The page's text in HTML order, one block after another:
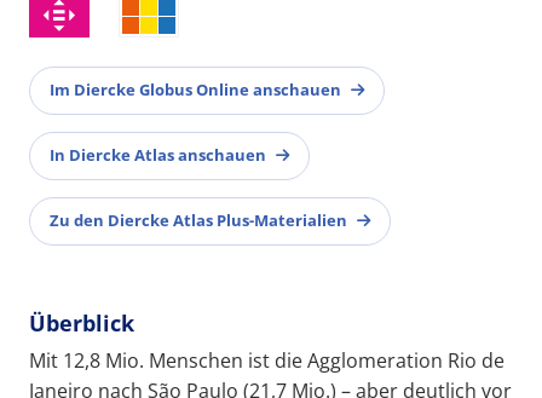
Im Diercke Globus Online anschauen
In Diercke Atlas anschauen
Zu den Diercke Atlas Plus-Materialien
Überblick
Mit 12,8 Mio. Menschen ist die Agglomeration Rio de
Janeiro nach São Paulo (21,7 Mio.) – aber deutlich vor